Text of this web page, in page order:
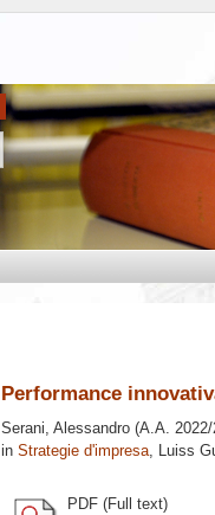
Performance
Serani, Alessandro (A.A. 2022/
in Strategie d'impresa, Luiss
PDF (Full text)